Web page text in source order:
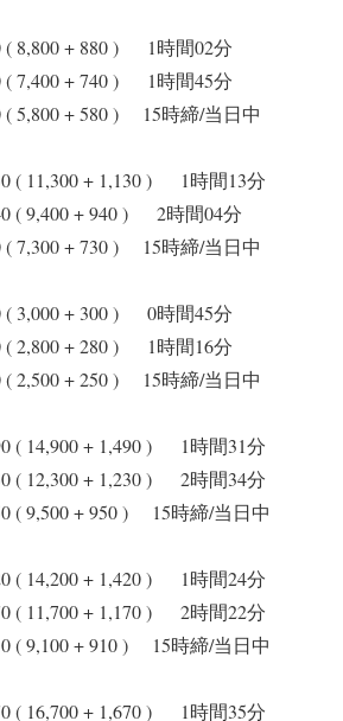
( 8,800 + 880 ) 1時間02分
7,400 + 740 ) 1時間45分
( 5,800 + 580 ) 15時締/当日中
( 11,300 + 1,130 ) 1時間13分
( 9,400 + 940 ) 2時間04分
( 7,300 + 730 ) 15時締/当日中
( 3,000 + 300 ) 0時間45分
2,800 + 280 ) 1時間16分
( 2,500 + 250 ) 15時締/当日中
( 14,900 + 1,490 ) 1時間31分
( 12,300 + 1,230 ) 2時間34分
( 9,500 + 950 ) 15時締/当日中
( 14,200 + 1,420 ) 1時間24分
( 11,700 + 1,170 ) 2時間22分
( 9,100 + 910 ) 15時締/当日中
( 16,700 + 1,670 ) 1時間35分